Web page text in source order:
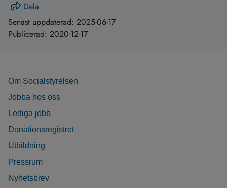
Dela
Senast uppdaterad: 2025-06-17
Publicerad: 2020-12-17
Om Socialstyrelsen
Jobba hos oss
Lediga jobb
Donationsregistret
Utbildning
Pressrum
Nyhetsbrev